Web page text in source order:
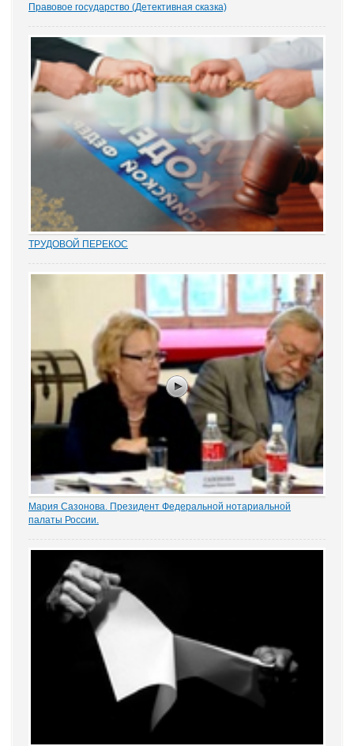
Правовое государство (Детективная сказка)
Добрыня исподлобья бросил на Воеводу удивлённый взгляд.
- Я был...
ТРУДОВОЙ ПЕРЕКОС
правосудия. Причем, зафиксированным непосредственно в
нормах закона. Например,...
Мария Сазонова. Президент Федеральной нотариальной
палаты России.
Мария Сазонова. В своем выступлении она сделала акцент на
пользе, которую могут принести обществу...